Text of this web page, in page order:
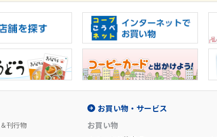
刊行物
お買い物・サービス
お買い物